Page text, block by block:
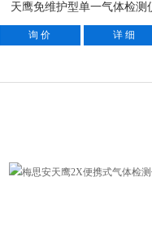
天鹰免维护型单一气体检测
询 价 详 细